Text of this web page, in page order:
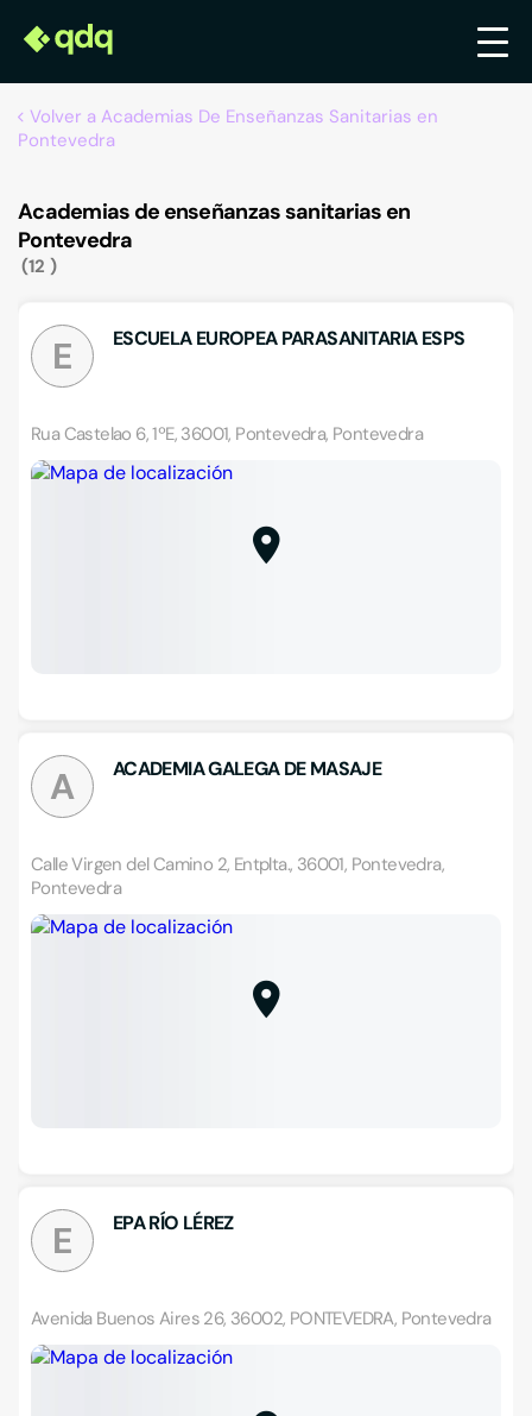
Volver a Academias De Enseñanzas Sanitarias en
Pontevedra
Academias de enseñanzas sanitarias en
Pontevedra
12
E ESCUELA EUROPEA PARASANITARIA ESPS
Rua Castelao 6, 1ºE, 36001, Pontevedra, Pontevedra
A ACADEMIA GALEGA DE MASAJE
Calle Virgen del Camino 2, Entplta., 36001, Pontevedra,
Pontevedra
E EPA RÍO LÉREZ
Avenida Buenos Aires 26, 36002, PONTEVEDRA, Pontevedra